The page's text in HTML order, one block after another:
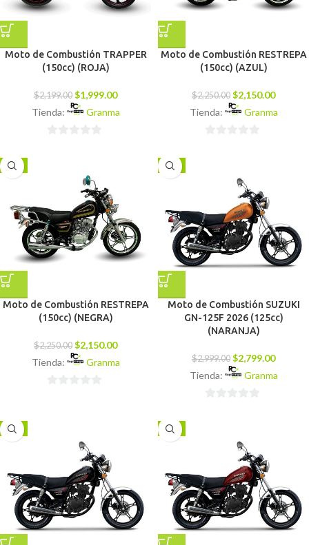
Moto de Combustión TRAPPER
(150cc) (ROJA)
$2,199.00 $1,999.00
Tienda:
Granma
Moto de Combustión RESTREPA
(150cc) (AZUL)
$2,250.00 $2,150.00
Tienda:
Granma
-4%
Moto de Combustión RESTREPA
(150cc) (NEGRA)
$2,250.00 $2,150.00
Tienda:
Granma
-7%
Moto de Combustión SUZUKI
GN-125F 2026 (125cc)
(NARANJA)
$2,999.00 $2,799.00
Tienda:
Granma
-7% -7%